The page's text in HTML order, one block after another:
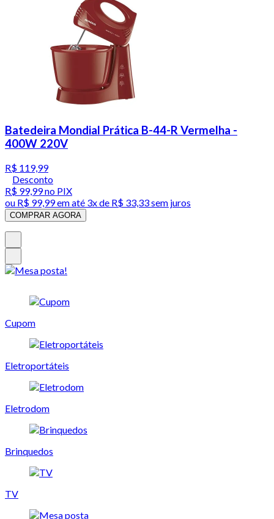
Batedeira Mondial Prática B-44-R Vermelha -
400W 220V
R$ 119,99
Desconto
R$ 99,99no PIX
ou R$ 99,99em até 3x de R$ 33,33 sem juros
COMPRAR AGORA
Cupom
Eletroportáteis
Eletrodom
Brinquedos
TV